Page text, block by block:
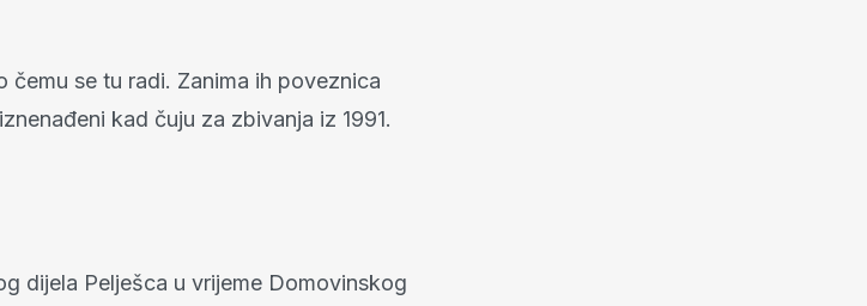
čemu se tu radi. Zanima ih poveznica
kad čuju za zbivanja iz 1991.
dijela Pelješca u vrijeme Domovinskog